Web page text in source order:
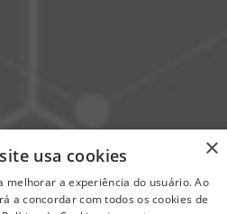
×
usa cookies
melhorar a experiência do usuário. Ao
a concordar com todos os cookies de